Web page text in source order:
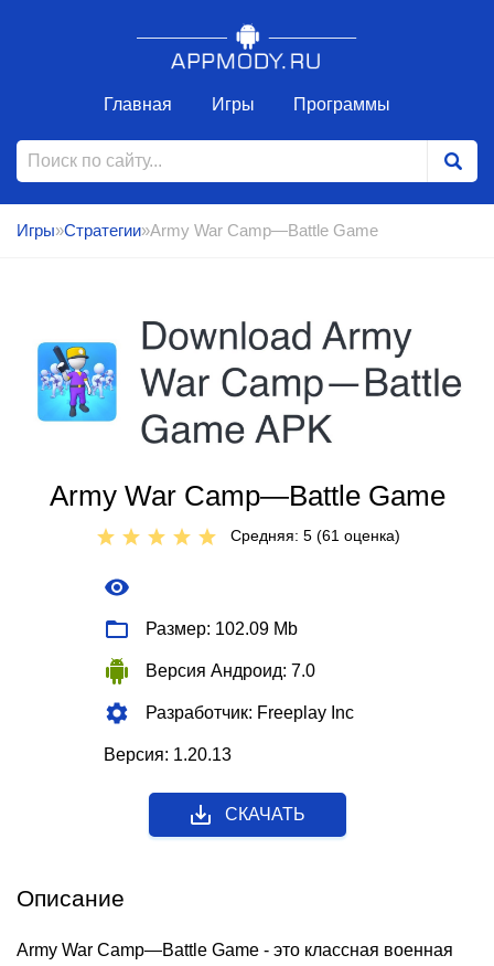
Главная Игры Программы
Игры»Стратегии»Army War Camp—Battle Game
Army War Camp—Battle Game
Средняя: 5 (61 оценкa)
Размер: 102.09 Mb
Версия Андроид: 7.0
Разработчик: Freeplay Inc
Версия: 1.20.13
СКАЧАТЬ
Описание
Army War Camp—Battle Game - это классная военная